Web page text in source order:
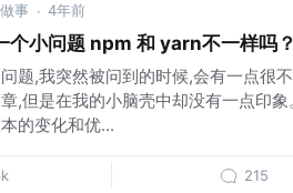
事 · 4年前
个小问题 npm 和 yarn不一样吗？
题,我突然被问到的时候,会有一点很
,但是在我的小脑壳中却没有一点印
的变化和优...
215